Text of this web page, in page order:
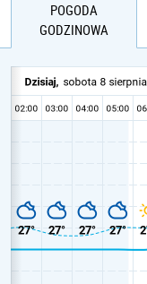
POGODA
GODZINOWA